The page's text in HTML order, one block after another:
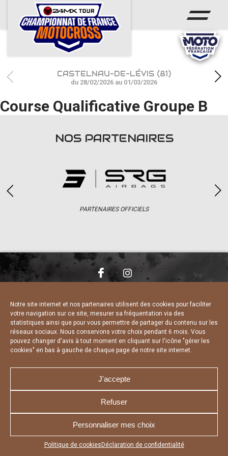
Notre site internet et nos partenaires utilisent des cookies pour faciliter
votre navigation sur ce site, mesurer sa fréquentation via des
statistiques ainsi que pour vous permettre de partager du contenu sur les
réseaux sociaux. Nous conservons votre choix pendant 6 mois. Vous
pouvez changer d'avis à tout moment en cliquant sur l'icône "gérer les
cookies" en bas à gauche de chaque page de notre site internet.
J'accepte
Refuser
Personnaliser mes choix
Politique de cookies Déclaration de confidentialité
Appuyez sur le bouton partager en bas de votre
ACCUEIL
ACTUS
CALENDRIER
RÉSULTATS
PHOTOS / WEB TV
CASTELNAU-DE-LÉVIS (81)
du 28/02/2026 au 01/03/2026
Course Qualificative Groupe B
NOS PARTENAIRES
PARTENAIRES OFFICIELS
CHARTE DE CONFIDENTIALITÉ
DÉCLARATION DE CONFIDENTIALITÉ
POLITIQUE D’UTILISATION DES COOKIES
RÉALISÉ PAR L’AGENCE WEB A3 WEB